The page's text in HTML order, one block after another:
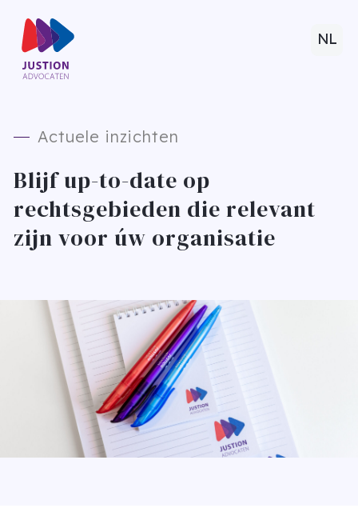
NL
Actuele inzichten
Blijf up-to-date op
rechtsgebieden die relevant
zijn voor úw organisatie